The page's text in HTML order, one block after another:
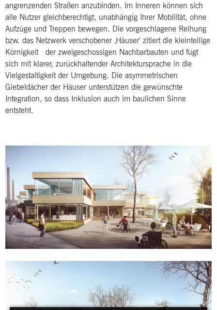
angrenzenden Straßen anzubinden. Im Inneren können sich
alle Nutzer gleichberechtigt, unabhängig Ihrer Mobilität, ohne
Aufzüge und Treppen bewegen. Die vorgeschlagene Reihung
bzw. das Netzwerk verschobener ‚Häuser’ zitiert die kleinteilige
Körnigkeit der zweigeschossigen Nachbarbauten und fügt
sich mit klarer, zurückhaltender Architektursprache in die
Vielgestaltigkeit der Umgebung. Die asymmetrischen
Giebeldächer der Häuser unterstützen die gewünschte
Integration, so dass Inklusion auch im baulichen Sinne
entsteht.